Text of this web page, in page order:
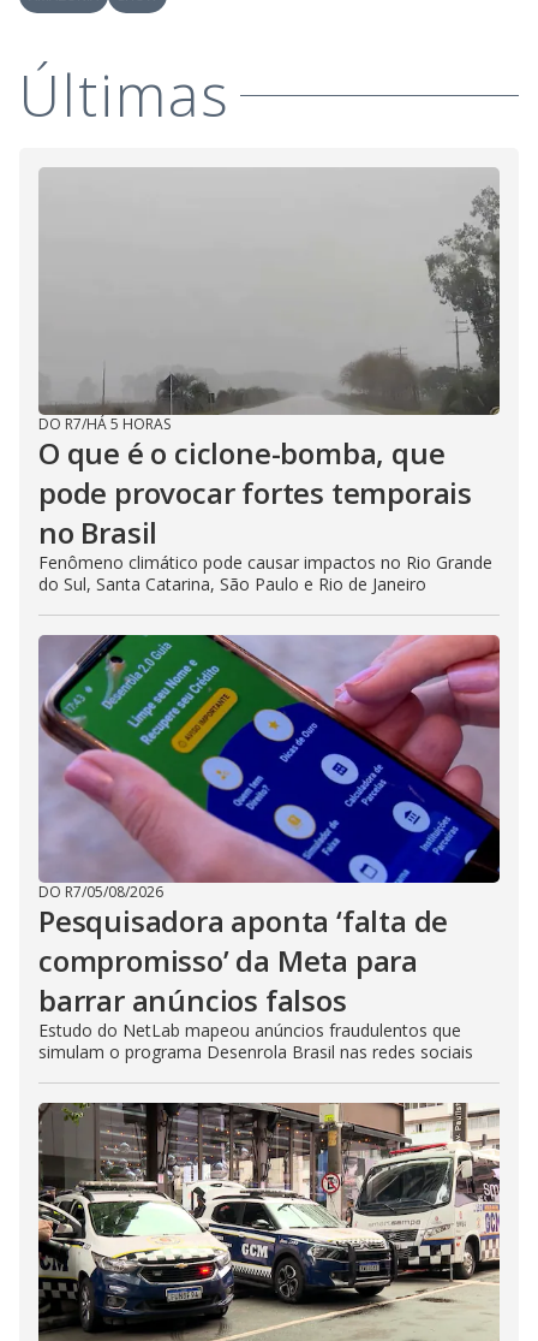
Últimas
DO R7/HÁ 5 HORAS
O que é o ciclone-bomba, que
pode provocar fortes temporais
no Brasil
Fenômeno climático pode causar impactos no Rio Grande
do Sul, Santa Catarina, São Paulo e Rio de Janeiro
DO R7/05/08/2026
Pesquisadora aponta ‘falta de
compromisso’ da Meta para
barrar anúncios falsos
Estudo do NetLab mapeou anúncios fraudulentos que
simulam o programa Desenrola Brasil nas redes sociais